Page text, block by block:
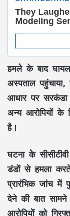
हमले के बाद
अस्पताल
आधार पर
अन्य आरोपियों
है।
घटना के
डंडों से हमला
प्रारंभिक जांच में
देने की बात